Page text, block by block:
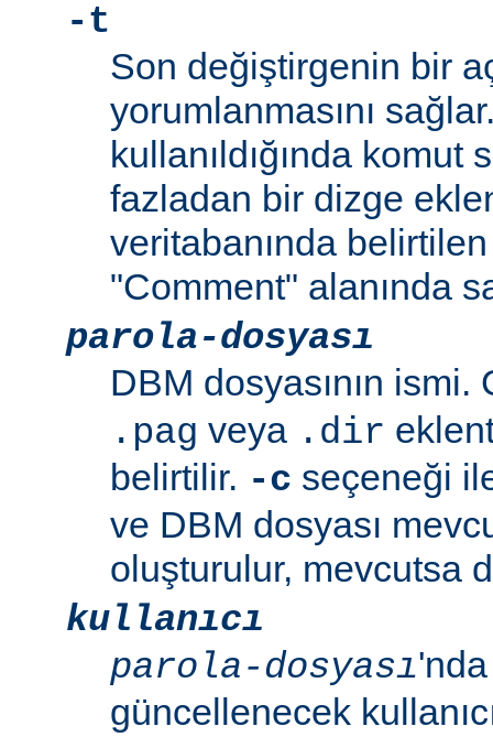
-t
Son değiştirgenin bir
yorumlanmasını
kullanıldığında komut
fazladan bir dizge
veritabanında belirtilen
"Comment" alanında
parola-dosyası
DBM dosyasının
.pag veya .dir
belirtilir. -c seçeneği
ve DBM dosyası
oluşturulur, mevcutsa
kullanıcı
parola-dosyası
güncellenecek